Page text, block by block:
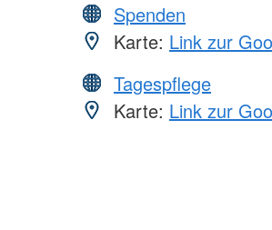
Spenden
Karte: Link zur
Tagespflege
Karte: Link zur